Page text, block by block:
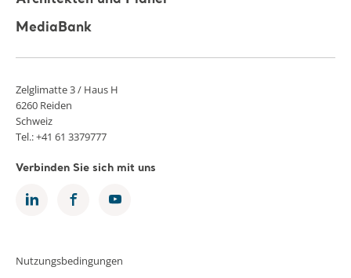
MediaBank
Zelglimatte 3 / Haus H
6260 Reiden
Schweiz
Tel.: +41 61 3379777
Verbinden Sie sich mit uns
Nutzungsbedingungen